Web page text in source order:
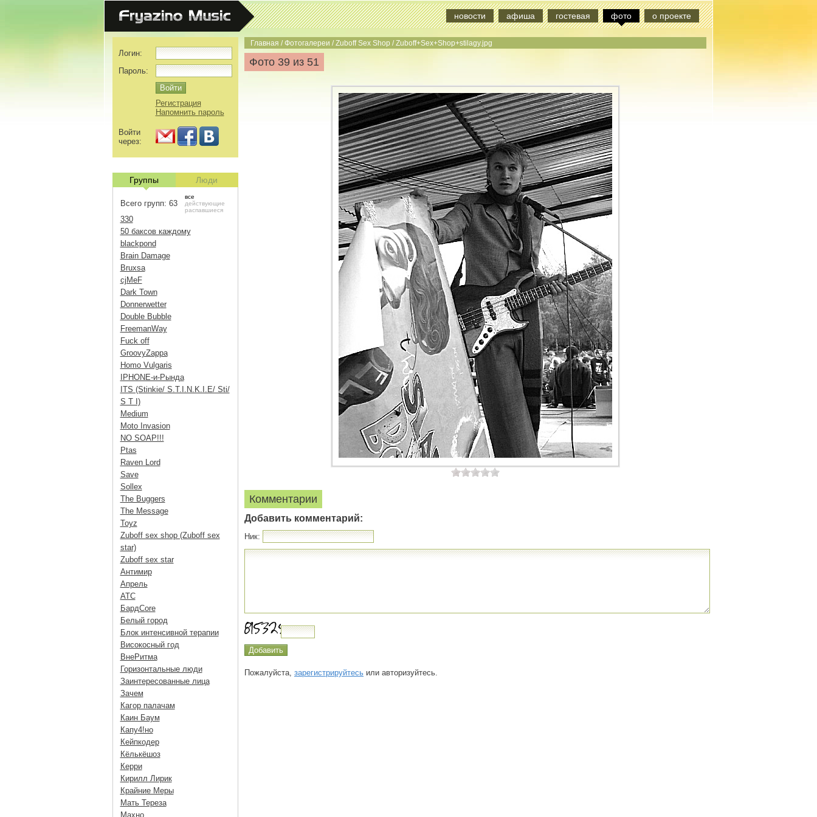
новости афиша гостевая фото о проекте
Главная /Фотогалереи /Zuboff Sex Shop /Zuboff+Sex+Shop+stilagy.jpg
Фото 39 из 51
Комментарии
Добавить комментарий:
Ник:
Пожалуйста, зарегистрируйтесь или авторизуйтесь.
Логин:
Пароль:
Регистрация
Напомнить пароль
Войти
через:
Группы Люди
Всего групп: 63
все
действующие
распавшиеся
330
50 баксов каждому
blackpond
Brain Damage
Bruxsa
cjMeF
Dark Town
Donnerwetter
Double Bubble
FreemanWay
Fuck off
GroovyZappa
Homo Vulgaris
IPHONE-и-Рында
ITS (Stinkie/ S.T.I.N.K.I.E/ Sti/
S T I)
Medium
Moto Invasion
NO SOAP!!!
Ptas
Raven Lord
Save
Sollex
The Buggers
The Message
Toyz
Zuboff sex shop (Zuboff sex
star)
Zuboff sex star
Антимир
Апрель
АТС
БардCore
Белый город
Блок интенсивной терапии
Високосный год
ВнеРитма
Горизонтальные люди
Заинтересованные лица
Зачем
Кагор палачам
Каин Баум
Капу4!но
Кейпкодер
Кёлькёшоз
Керри
Кирилл Лирик
Крайние Меры
Мать Тереза
Махно